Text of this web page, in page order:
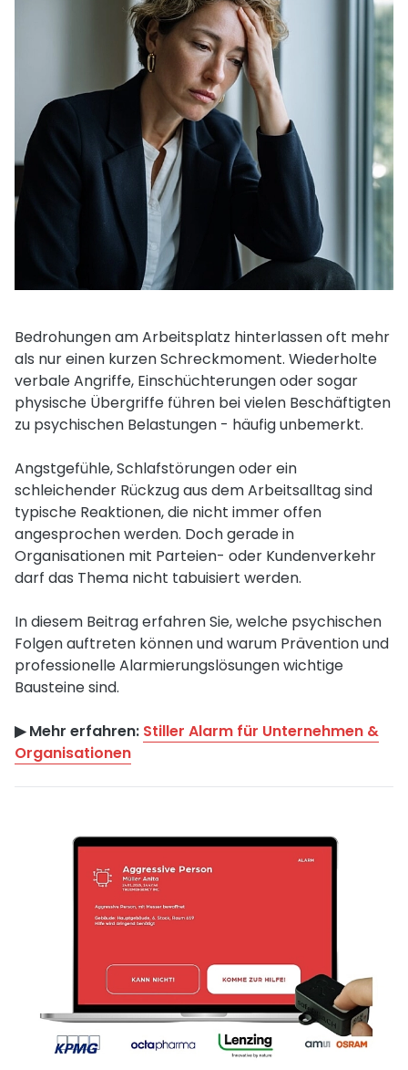
Bedrohungen am Arbeitsplatz hinterlassen oft mehr
als nur einen kurzen Schreckmoment. Wiederholte
verbale Angriffe, Einschüchterungen oder sogar
physische Übergriffe führen bei vielen Beschäftigten
zu psychischen Belastungen - häufig unbemerkt.
Angstgefühle, Schlafstörungen oder ein
schleichender Rückzug aus dem Arbeitsalltag sind
typische Reaktionen, die nicht immer offen
angesprochen werden. Doch gerade in
Organisationen mit Parteien- oder Kundenverkehr
darf das Thema nicht tabuisiert werden.
In diesem Beitrag erfahren Sie, welche psychischen
Folgen auftreten können und warum Prävention und
professionelle Alarmierungslösungen wichtige
Bausteine sind.
▶︎ Mehr erfahren: Stiller Alarm für Unternehmen &
Organisationen